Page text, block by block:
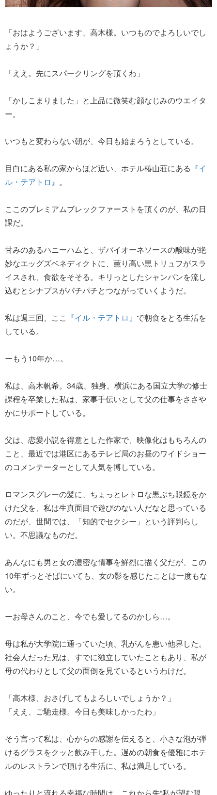
「おはようございます、高木様。いつものでよろしいでし
ょうか？」
「ええ。先にスパークリングを頂くわ」
「かしこまりました」と上品に微笑む顔なじみのウエイタ
ー。
いつもと変わらない朝が、今日も始まろうとしている。
目白にある私の家からほど近い、ホテル椿山荘にある 『イ
ル・テアトロ』 。
ここのプレミアムブレックファーストを頂くのが、私の日
課だ。
甘みのあるハニーハムと、ザバイオーネソースの酸味が絶
妙なエッグズベネディクトに、薫り高い黒トリュフがスラ
イスされ、食欲をそそる。キリっとしたシャンパンを流し
込むとシナプスがパチパチとつながっていくようだ。
私は週三回、ここ 『イル・テアトロ』 で朝食をとる生活を
している。
ーもう10年か…。
私は、高木帆希。34歳、独身。横浜にある国立大学の修士
課程を卒業した私は、家事手伝いとして父の仕事をささや
かにサポートしている。
父は、恋愛小説を得意とした作家で、映像化はもちろんの
こと、最近では港区にあるテレビ局のお昼のワイドショー
のコメンテーターとして人気を博している。
ロマンスグレーの髪に、ちょっとレトロな黒ぶち眼鏡をか
けた父を、私は生真面目で遊びのない人だなと思っている
のだが、世間では、「知的でセクシー」という評判らし
い。不思議なものだ。
あんなにも男と女の濃密な情事を鮮烈に描く父だが、この
10年ずっとそばにいても、女の影を感じたことは一度もな
い。
ーお母さんのこと、今でも愛してるのかしら…。
母は私が大学院に通っていた頃、乳がんを患い他界した。
社会人だった兄は、すでに独立していたこともあり、私が
母の代わりとして父の面倒を見ているというわけだ。
「高木様、おさげしてもよろしいでしょうか？」
「ええ、ご馳走様。今日も美味しかったわ」
そう言って私は、心からの感謝を伝えると、小さな泡が弾
けるグラスをクッと飲み干した。遅めの朝食を優雅にホテ
ルのレストランで頂ける生活に、私は満足している。
ゆったりと流れる幸福な時間は、これから先“私が望む限